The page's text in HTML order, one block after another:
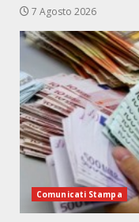
7 Agosto 2026
Comunicati Stampa